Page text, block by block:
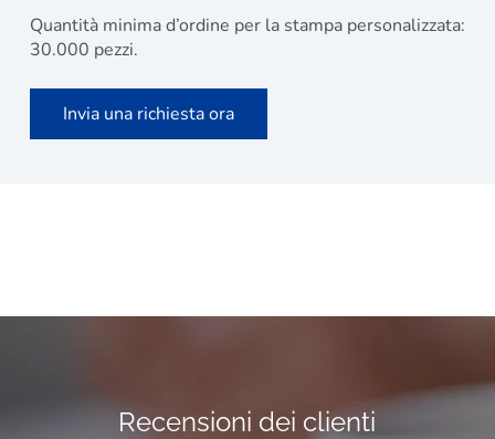
Quantità minima d’ordine per la stampa personalizzata:
30.000 pezzi.
Invia una richiesta ora
Recensioni dei clienti